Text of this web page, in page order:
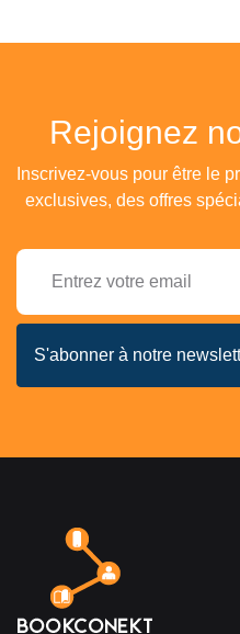
Rejoignez
Inscrivez-vous pour être le
exclusives, des offres